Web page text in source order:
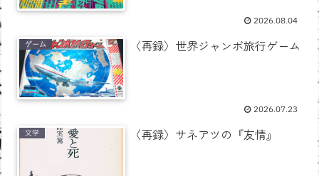
2026.08.04
ゲーム 〈再録〉世界ジャンボ旅行ゲーム
2026.07.23
文学 〈再録〉サネアツの『友情』